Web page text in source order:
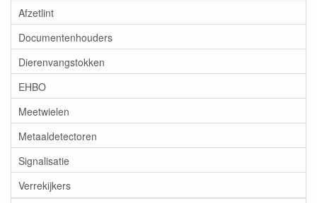
Afzetlint
Documentenhouders
Dierenvangstokken
EHBO
Meetwielen
Metaaldetectoren
Signalisatie
Verrekijkers